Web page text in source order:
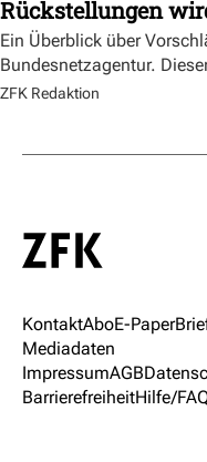
Rückstellungen
Ein Überblick über
Bundesnetzagentur.
ZFK Redaktion
KontaktAboE-Paper
Mediadaten
ImpressumAGB
BarrierefreiheitHilfe/